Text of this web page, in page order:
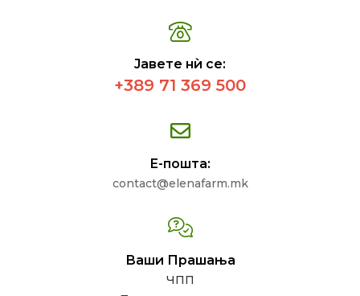
Јавете нѝ се:
+389 71 369 500
Е-пошта:
contact@elenafarm.mk
Ваши Прашања
ЧПП